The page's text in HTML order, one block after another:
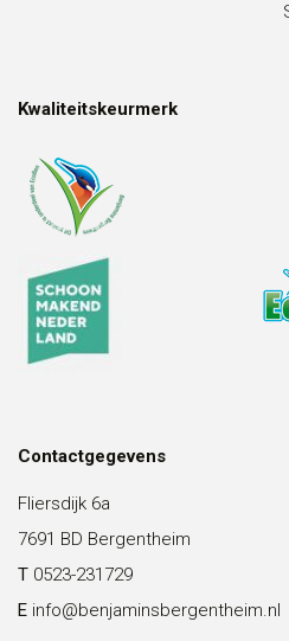
Kwaliteitskeurmerk
Contactgegevens
Fliersdijk 6a
7691 BD Bergentheim
T 0523-231729
E info@benjaminsbergentheim.nl